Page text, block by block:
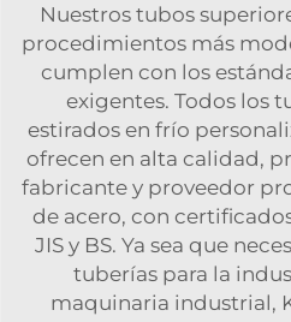
Nuestros tubos
procedimientos más
cumplen con los
exigentes. Todos los
estirados en frío
ofrecen en alta calidad,
fabricante y proveedor
de acero, con certificados
JIS y BS. Ya sea que
tuberías para la
maquinaria industrial,